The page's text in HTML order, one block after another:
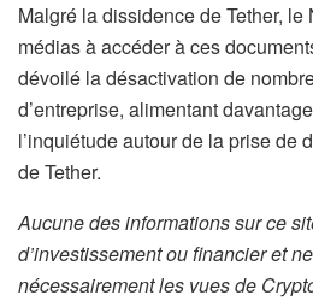
Malgré la dissidence de Tether, le
médias à accéder à ces
dévoilé la désactivation de
d’entreprise, alimentant
l’inquiétude autour de la prise de
de Tether.
Aucune des informations sur ce
d’investissement ou financier et
nécessairement les vues de